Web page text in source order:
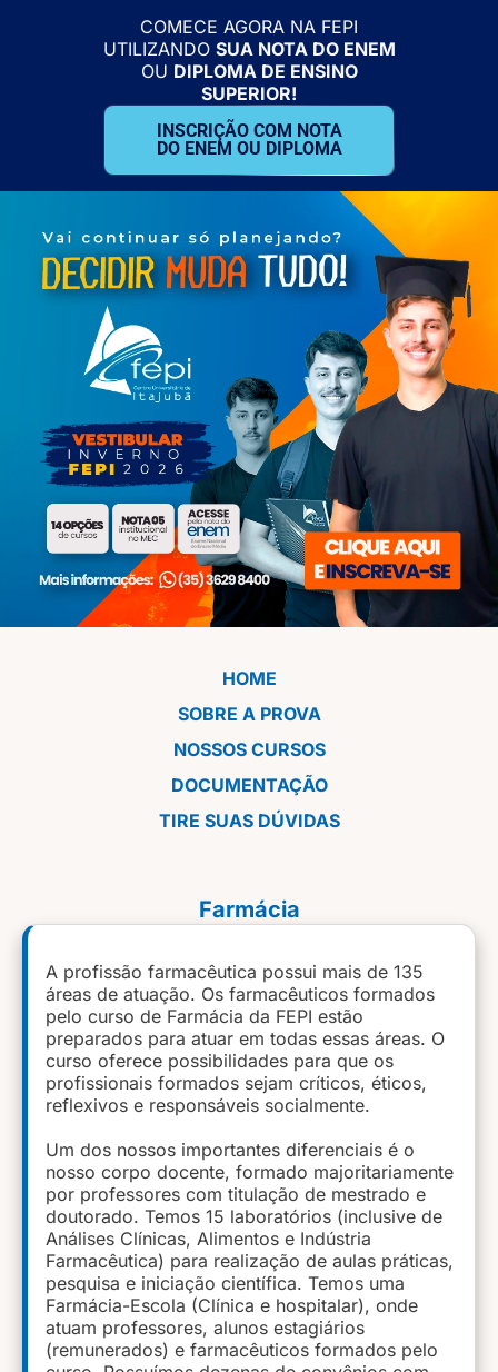
COMECE AGORA NA FEPI
UTILIZANDO SUA NOTA DO ENEM
OU DIPLOMA DE ENSINO
SUPERIOR!
INSCRIÇÃO COM NOTA
DO ENEM OU DIPLOMA
HOME
SOBRE A PROVA
NOSSOS CURSOS
DOCUMENTAÇÃO
TIRE SUAS DÚVIDAS
Farmácia
A profissão farmacêutica possui mais de 135
áreas de atuação. Os farmacêuticos formados
pelo curso de Farmácia da FEPI estão
preparados para atuar em todas essas áreas. O
curso oferece possibilidades para que os
profissionais formados sejam críticos, éticos,
reflexivos e responsáveis socialmente.
Um dos nossos importantes diferenciais é o
nosso corpo docente, formado majoritariamente
por professores com titulação de mestrado e
doutorado. Temos 15 laboratórios (inclusive de
Análises Clínicas, Alimentos e Indústria
Farmacêutica) para realização de aulas práticas,
pesquisa e iniciação científica. Temos uma
Farmácia-Escola (Clínica e hospitalar), onde
atuam professores, alunos estagiários
(remunerados) e farmacêuticos formados pelo